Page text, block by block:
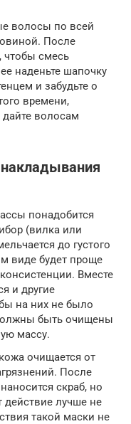
волосы по всей
После
чтобы смесь
наденьте шапочку
и забудьте о
времени,
волосам
понадобится
(вилка или
до густого
виде будет проще
Вместе
и другие
на них не было
быть очищены
массу.
очищается от
После
скраб, но
действие лучше не
такой маски не